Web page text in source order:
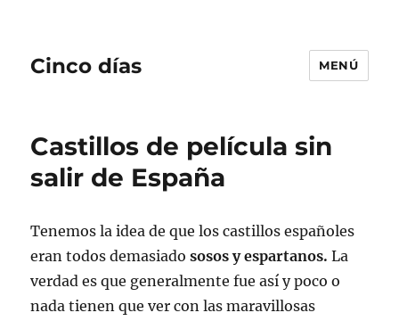
Cinco días MENÚ
Castillos de película sin
salir de España
Tenemos la idea de que los castillos españoles
eran todos demasiadososos y espartanos. La
verdad es que generalmente fue así y poco o
nada tienen que ver con las maravillosas